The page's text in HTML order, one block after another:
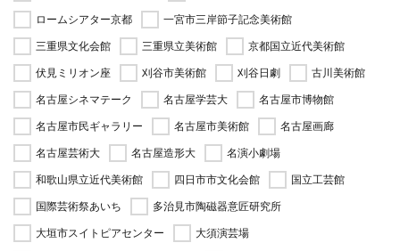
ロームシアター京都
一宮市三岸節子記念美術館
三重県文化会館
三重県立美術館
京都国立近代美術館
伏見ミリオン座
刈谷市美術館 刈谷日劇
古川美術館
名古屋シネマテーク
名古屋学芸大
名古屋市博物館
名古屋市民ギャラリー
名古屋市美術館
名古屋画廊
名古屋芸術大
名古屋造形大
名演小劇場
和歌山県立近代美術館
四日市市文化会館
国立工芸館
国際芸術祭あいち
多治見市陶磁器意匠研究所
大垣市スイトピアセンター
大須演芸場